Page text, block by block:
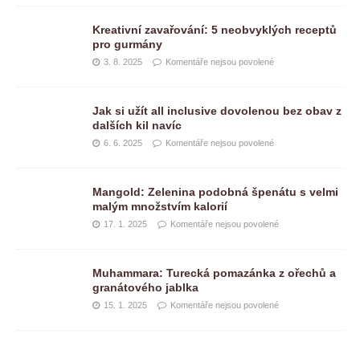
Kreativní zavařování: 5 neobvyklých receptů
pro gurmány
3. 8. 2025 Komentáře nejsou povolené
Jak si užít all inclusive dovolenou bez obav z
dalších kil navíc
6. 6. 2025 Komentáře nejsou povolené
Mangold: Zelenina podobná špenátu s velmi
malým množstvím kalorií
17. 1. 2025 Komentáře nejsou povolené
Muhammara: Turecká pomazánka z ořechů a
granátového jablka
15. 1. 2025 Komentáře nejsou povolené